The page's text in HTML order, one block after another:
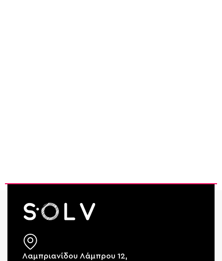
Λαμπριανίδου Λάμπρου 12,